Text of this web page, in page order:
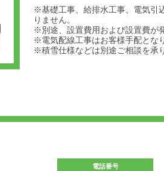
※基礎工事、給排水工事、電気引
りません。
※別途、設置費用および設置費が
※電気配線工事はお客様手配とな
※積雪仕様などは別途ご相談を承
電話番号